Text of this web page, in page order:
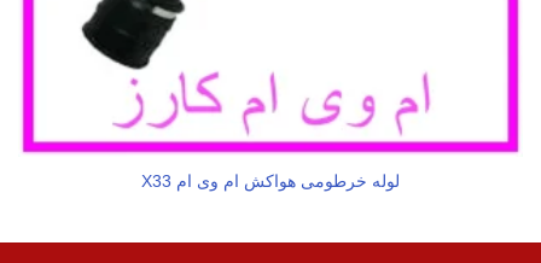
لوله خرطومی هواکش ام وی ام X33